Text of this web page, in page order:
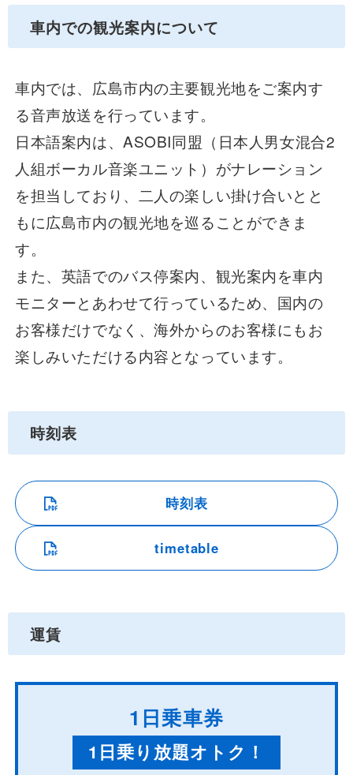
車内での観光案内について
車内では、広島市内の主要観光地をご案内す
る音声放送を行っています。
日本語案内は、ASOBI同盟（日本人男女混合2
人組ボーカル音楽ユニット）がナレーション
を担当しており、二人の楽しい掛け合いとと
もに広島市内の観光地を巡ることができま
す。
また、英語でのバス停案内、観光案内を車内
モニターとあわせて行っているため、国内の
お客様だけでなく、海外からのお客様にもお
楽しみいただける内容となっています。
時刻表
時刻表
timetable
運賃
1日乗車券
1日乗り放題オトク！